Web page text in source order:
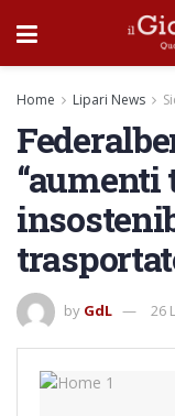
Home Lipari News
by GdL 26